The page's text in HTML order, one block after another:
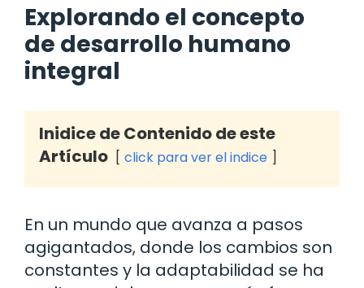
Explorando el concepto
de desarrollo humano
integral
Inidice de Contenido de este
Artículo
click para ver el indice
En un mundo que avanza a pasos
agigantados, donde los cambios son
constantes y la adaptabilidad se ha